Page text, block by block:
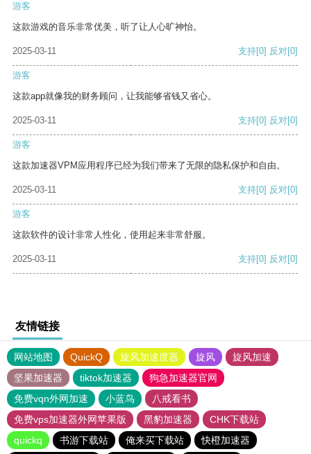
游客
这款游戏的音乐非常优美，听了让人心旷神怡。
2025-03-11 支持[0] 反对[0]
游客
这款app就像我的财务顾问，让我能够省钱又省心。
2025-03-11 支持[0] 反对[0]
游客
这款加速器VPM应用程序已经为我们带来了无限的隐私保护和自由。
2025-03-11 支持[0] 反对[0]
游客
这款软件的设计非常人性化，使用起来非常舒服。
2025-03-11 支持[0] 反对[0]
友情链接
网站地图 QuickQ 旋风加速度器 旋风
旋风加速
坚果加速器
tiktok加速器
狗急加速器官网
免费vqn外网加速
小蓝鸟
八戒看书
免费vps加速器外网苹果版
黑豹加速器
CHK下载站
quickq
书游下载站 俺来买下载站 快橙加速器